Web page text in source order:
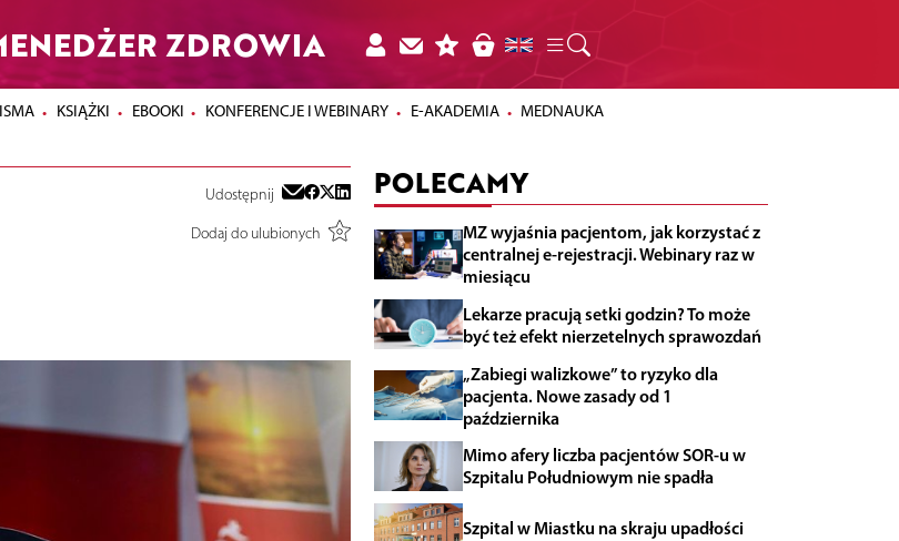
ZDROWIA
KSIĄŻKI EBOOKI KONFERENCJE I WEBINARY E-AKADEMIA MEDNAUKA
Udostępnij
Dodaj do ulubionych
POLECAMY
MZ wyjaśnia pacjentom, jak korzystać z
centralnej e-rejestracji. Webinary raz w
miesiącu
Lekarze pracują setki godzin? To może
być też efekt nierzetelnych sprawozdań
„Zabiegi walizkowe” to ryzyko dla
pacjenta. Nowe zasady od 1
października
Mimo afery liczba pacjentów SOR-u w
Szpitalu Południowym nie spadła
Szpital w Miastku na skraju upadłości